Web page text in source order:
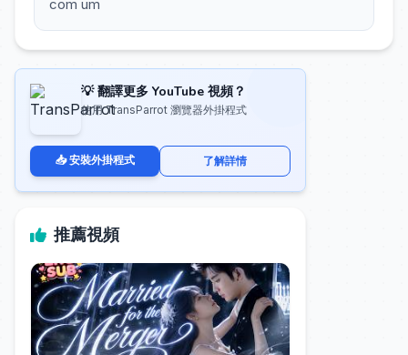
com um
💡 翻譯更多 YouTube 視頻？
使用 TransParrot 瀏覽器外掛程式
📥 安裝外掛程式 了解詳情
推薦視頻